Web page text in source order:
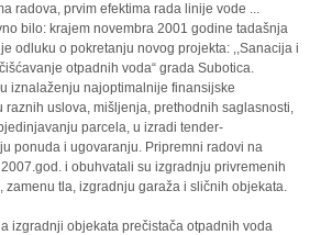
radova, prvim efektima rada linije vode ...
bilo: krajem novembra 2001 godine tadašnja
odluku o pokretanju novog projekta: ,,Sanacija i
otpadnih voda“ grada Subotica.
iznalaženju najoptimalnije finansijske
raznih uslova, mišljenja, prethodnih saglasnosti,
parcela, u izradi tender-
ponuda i ugovaranju. Pripremni radovi na
i obuhvatali su izgradnju privremenih
zamenu tla, izgradnju garaža i sličnih objekata.
izgradnji objekata prečistača otpadnih voda